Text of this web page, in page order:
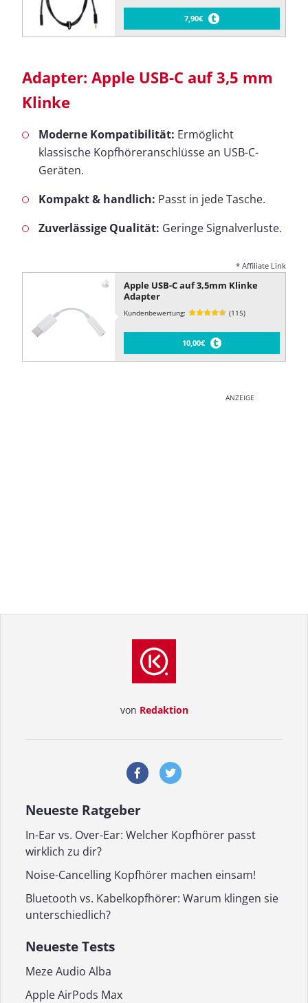
7,90€
Adapter: Apple USB-C auf 3,5 mm
Klinke
Moderne Kompatibilität: Ermöglicht
klassische Kopfhöreranschlüsse an USB-C-
Geräten.
Kompakt & handlich: Passt in jede Tasche.
Zuverlässige Qualität: Geringe Signalverluste.
* Affiliate Link
Apple USB-C auf 3,5mm Klinke
Adapter
Kundenbewertung: (115)
10,00€
ANZEIGE
von Redaktion
Neueste Ratgeber
In-Ear vs. Over-Ear: Welcher Kopfhörer passt
wirklich zu dir?
Noise-Cancelling Kopfhörer machen einsam!
Bluetooth vs. Kabelkopfhörer: Warum klingen sie
unterschiedlich?
Neueste Tests
Meze Audio Alba
Apple AirPods Max